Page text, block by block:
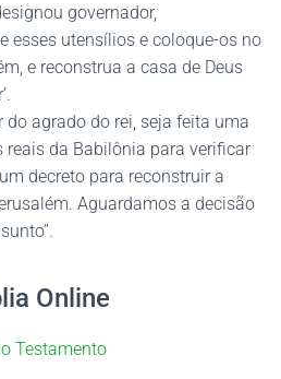
governador,
esses utensílios e coloque-os no
e reconstrua a casa de Deus
do agrado do rei, seja feita uma
reais da Babilônia para verificar
decreto para reconstruir a
Aguardamos a decisão
Online
Testamento